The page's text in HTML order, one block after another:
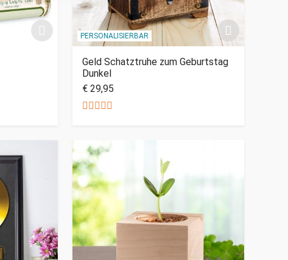
PERSONALISIERBAR
Geld Schatztruhe zum Geburtstag
Dunkel
€ 29,95